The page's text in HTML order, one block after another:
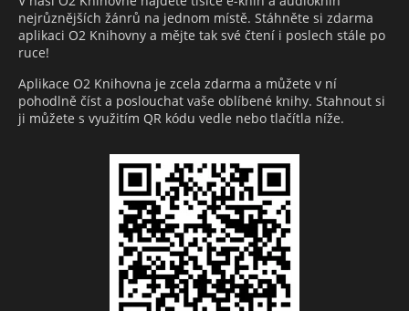
nejrůznějších žánrů na jednom místě. Stáhněte si zdarma
aplikaci O2 Knihovny a mějte tak své čtení i poslech stále po
ruce!
Aplikace O2 Knihovna je zcela zdarma a můžete v ní
pohodlně číst a poslouchat vaše oblíbené knihy. Stahnout si
ji můžete s využitím QR kódu vedle nebo tlačítla níže.